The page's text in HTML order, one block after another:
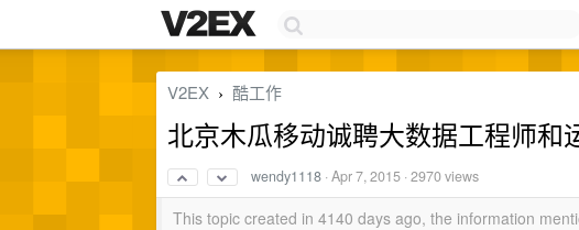
V2EX › 酷工作
北京木瓜移动诚聘大数据工程师和
wendy1118 ·Apr 7, 2015 · 2970 views
This topic created in 4140 days ago, the information